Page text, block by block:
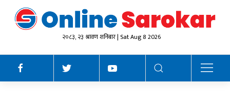
२०८३, २३ श्रावण शनिबार | Sat Aug 8 2026